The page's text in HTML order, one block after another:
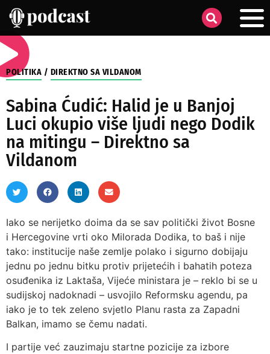
POLITIKA / DIREKTNO SA VILDANOM
Sabina Ćudić: Halid je u Banjoj
Luci okupio više ljudi nego Dodik
na mitingu – Direktno sa
Vildanom
Iako se nerijetko doima da se sav politički život Bosne
i Hercegovine vrti oko Milorada Dodika, to baš i nije
tako: institucije naše zemlje polako i sigurno dobijaju
jednu po jednu bitku protiv prijetećih i bahatih poteza
osuđenika iz Laktaša, Vijeće ministara je – reklo bi se u
sudijskoj nadoknadi – usvojilo Reformsku agendu, pa
iako je to tek zeleno svjetlo Planu rasta za Zapadni
Balkan, imamo se čemu nadati.
I partije već zauzimaju startne pozicije za izbore